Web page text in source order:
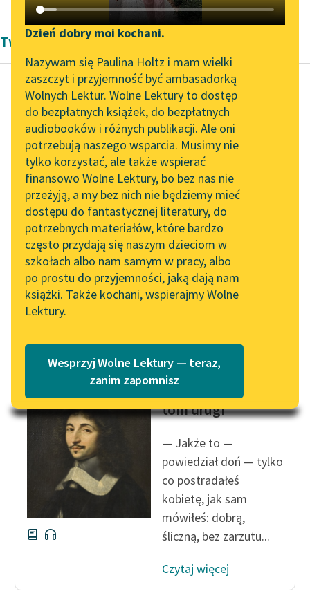
Katalog DAISY
Podkasty o książkach
Zgłoś brak utworu
Aktualności
„Prokurator Alicja Horn”
do słuchania
Byliśmy częścią AI Impact
Lab
Zapraszamy na spotkanie
online z tłumaczkami
literatury skandynawskiej
Spotkanie z Katarzyną
Tunkiel w Oslo
102. lata temu zmarł
Joseph Conrad
Lektury szkolne i klasyka
literatury do słuchania dla
uczennic i uczniów z
niepełnosprawnościami
E-kolekcja lektur
szkolnych i literatury do
słuchania dla uczennic i
niepełnosprawnościami
skandynawskiej literatury
Narzędzia
Mapa Wolnych Lektur
Leśmianator
Przewodnik dla piszących i
czytających
API
OAI-PMH
Widget Wolnych Lektur
Przypisy
Katalog w formacie PDF
Dzień dobry moi kochani.
Nazywam się Paulina Holtz i mam wielki
zaszczyt i przyjemność być ambasadorką
Wolnych Lektur. Wolne Lektury to dostęp
do bezpłatnych książek, do bezpłatnych
audiobooków i różnych publikacji. Ale oni
potrzebują naszego wsparcia. Musimy nie
tylko korzystać, ale także wspierać
finansowo Wolne Lektury, bo bez nas nie
przeżyją, a my bez nich nie będziemy mieć
dostępu do fantastycznej literatury, do
potrzebnych materiałów, które bardzo
często przydają się naszym dzieciom w
szkołach albo nam samym w pracy, albo
po prostu do przyjemności, jaką dają nam
książki. Także kochani, wspierajmy Wolne
Lektury.
Wesprzyj Wolne Lektury — teraz,
zanim zapomnisz
Twórczość Aleksandra Dumas
Aleksander Dumas (ojciec)
Trzej
muszkieterowie,
tom drugi
Czytaj więcej
Aleksander Dumas (ojciec)
Trzej
muszkieterowie,
tom drugi
— Jakże to —
powiedział doń — tylko
co postradałeś
kobietę, jak sam
mówiłeś: dobrą,
śliczną, bez zarzutu...
Czytaj więcej